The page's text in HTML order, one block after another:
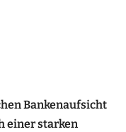
Bankenaufsicht
einer starken